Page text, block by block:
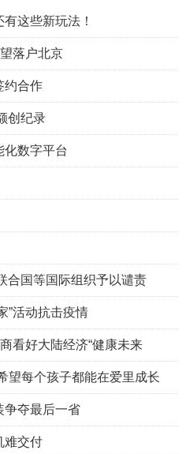
这些新玩法！
落户北京
约合作
创纪录
化数字平台
合国等国际组织予以谴责
”活动抗击疫情
看好大陆经济“健康未来
望每个孩子都能在爱里成长
争夺最后一省
难交付